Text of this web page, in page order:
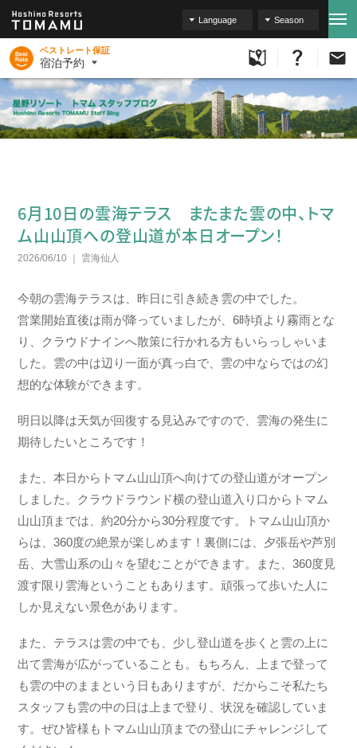
Language Season
ベストレート保証
宿泊予約
6月10日の雲海テラス またまた雲の中、トマ
ム山山頂への登山道が本日オープン！
2026/06/10 雲海仙人
今朝の雲海テラスは、昨日に引き続き雲の中でした。
営業開始直後は雨が降っていましたが、6時頃より霧雨とな
り、クラウドナインへ散策に行かれる方もいらっしゃいま
した。雲の中は辺り一面が真っ白で、雲の中ならではの幻
想的な体験ができます。
明日以降は天気が回復する見込みですので、雲海の発生に
期待したいところです！
また、本日からトマム山山頂へ向けての登山道がオープン
しました。クラウドラウンド横の登山道入り口からトマム
山山頂までは、約20分から30分程度です。トマム山山頂か
らは、360度の絶景が楽しめます！裏側には、夕張岳や芦別
岳、大雪山系の山々を望むことができます。また、360度見
渡す限り雲海ということもあります。頑張って歩いた人に
しか見えない景色があります。
また、テラスは雲の中でも、少し登山道を歩くと雲の上に
出て雲海が広がっていることも。もちろん、上まで登って
も雲の中のままという日もありますが、だからこそ私たち
スタッフも雲の中の日は上まで登り、状況を確認していま
す。ぜひ皆様もトマム山山頂までの登山にチャレンジして